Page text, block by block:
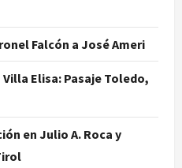
Falcón a José Ameri
Elisa: Pasaje Toledo,
en Julio A. Roca y